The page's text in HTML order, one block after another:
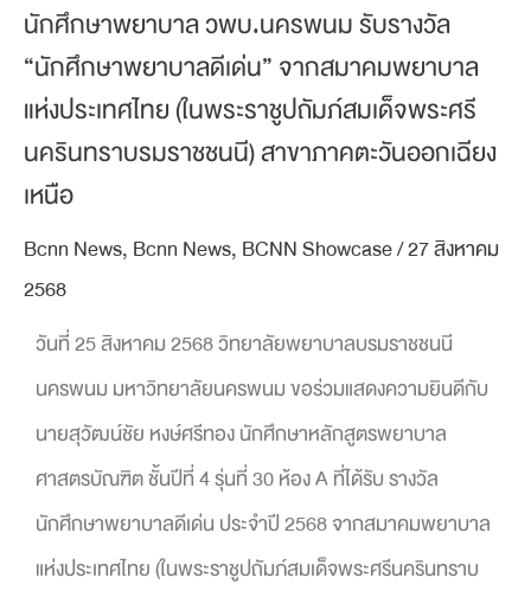
นักศึกษาพยาบาล วพบ.นครพนม รับรางวัล
“นักศึกษาพยาบาลดีเด่น” จากสมาคมพยาบาล
แห่งประเทศไทย (ในพระราชูปถัมภ์สมเด็จพระศรี
นครินทราบรมราชชนนี) สาขาภาคตะวันออกเฉียง
เหนือ
Bcnn News, Bcnn News, BCNN Showcase/27 สิงหาคม
2568
วันที่ 25 สิงหาคม 2568 วิทยาลัยพยาบาลบรมราชชนนี
นครพนม มหาวิทยาลัยนครพนม ขอร่วมแสดงความยินดีกับ
นายสุวัฒน์ชัย หงษ์ศรีทอง นักศึกษาหลักสูตรพยาบาล
ศาสตรบัณฑิต ชั้นปีที่ 4 รุ่นที่ 30 ห้อง A ที่ได้รับ รางวัล
นักศึกษาพยาบาลดีเด่น ประจำปี 2568 จากสมาคมพยาบาล
แห่งประเทศไทย (ในพระราชูปถัมภ์สมเด็จพระศรีนครินทราบ